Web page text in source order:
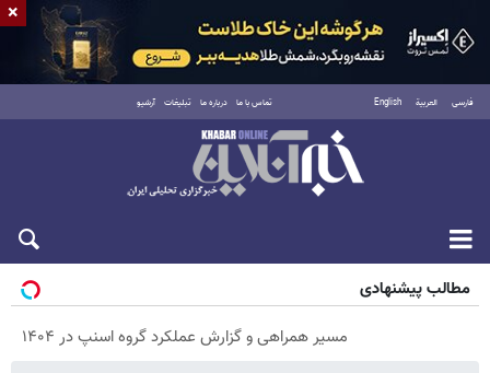
فارسی العربية English تماس با ما درباره ما تبلیغات آرشیو
جمعه ۱۶ مرداد ۱۴۰۵
مطالب پیشنهادی
مسیر همراهی و گزارش عملکرد گروه اسنپ در ۱۴۰۴
×